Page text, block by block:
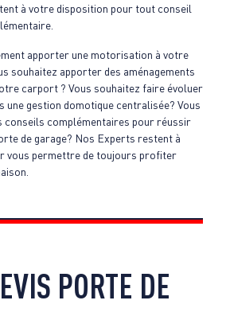
à votre disposition pour tout conseil
apporter une motorisation à votre
souhaitez apporter des aménagements
carport ? Vous souhaitez faire évoluer
gestion domotique centralisée? Vous
conseils complémentaires pour réussir
de garage? Nos Experts restent à
vous permettre de toujours profiter
PORTE DE